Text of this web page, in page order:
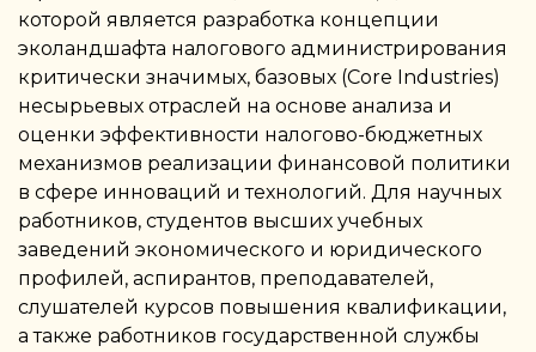
которой является разработка концепции
эколандшафта налогового администрирования
критически значимых, базовых (Cоre Industries)
несырьевых отраслей на основе анализа и
оценки эффективности налогово-бюджетных
механизмов реализации финансовой политики
в сфере инноваций и технологий. Для научных
работников, студентов высших учебных
заведений экономического и юридического
профилей, аспирантов, преподавателей,
слушателей курсов повышения квалификации,
а также работников государственной службы